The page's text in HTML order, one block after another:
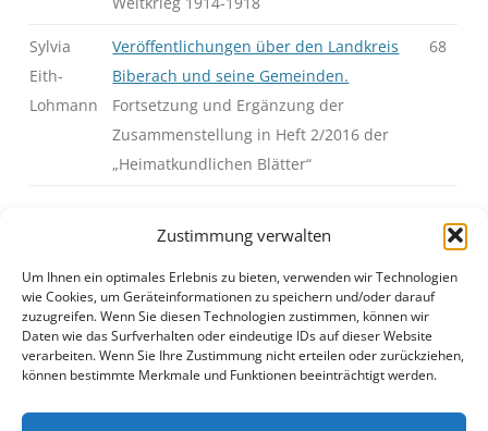
Zustimmung verwalten
Um Ihnen ein optimales Erlebnis zu bieten, verwenden wir Technologien
wie Cookies, um Geräteinformationen zu speichern und/oder darauf
zuzugreifen. Wenn Sie diesen Technologien zustimmen, können wir
Daten wie das Surfverhalten oder eindeutige IDs auf dieser Website
verarbeiten. Wenn Sie Ihre Zustimmung nicht erteilen oder zurückziehen,
können bestimmte Merkmale und Funktionen beeinträchtigt werden.
Sylvia
Eith-
Lohmann
Veröffentlichungen über den Landkreis
Biberach und seine Gemeinden.
Fortsetzung und Ergänzung der
Zusammenstellung in Heft 2/2016 der
„Heimatkundlichen Blätter“
68
J40H2S01.pdf Anzeigen|Download